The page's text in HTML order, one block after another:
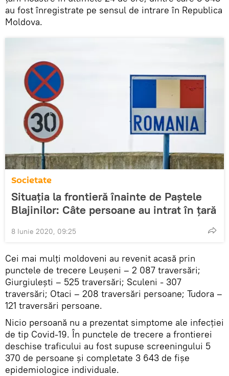
au fost înregistrate pe sensul de intrare în Republica
Moldova.
Societate
Situația la frontieră înainte de Paștele
Blajinilor: Câte persoane au intrat în țară
8 Iunie 2020, 09:25
Cei mai mulți moldoveni au revenit acasă prin
punctele de trecere Leușeni – 2 087 traversări;
Giurgiulești – 525 traversări; Sculeni - 307
traversări; Otaci – 208 traversări persoane; Tudora –
121 traversări persoane.
Nicio persoană nu a prezentat simptome ale infecției
de tip Covid-19. În punctele de trecere a frontierei
deschise traficului au fost supuse screeningului 5
370 de persoane și completate 3 643 de fișe
epidemiologice individuale.